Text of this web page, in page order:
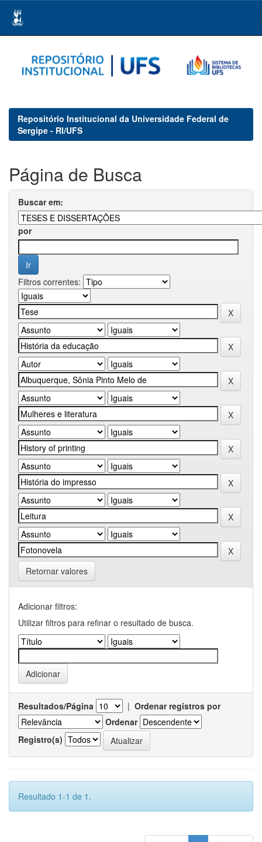
navigation
Repositório Institucional da Universidade Federal de
Sergipe - RI/UFS
Página de Busca
Buscar em:
por
Filtros correntes:
Retornar valores
Adicionar filtros:
Utilizar filtros para refinar o resultado de busca.
Resultados/Página | Ordenar registros por
Ordenar
Registro(s)
Resultado 1-1 de 1.